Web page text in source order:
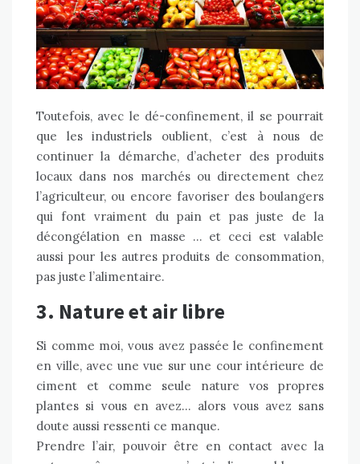
Toutefois, avec le dé-confinement, il se pourrait
que les industriels oublient, c’est à nous de
continuer la démarche, d’acheter des produits
locaux dans nos marchés ou directement chez
l’agriculteur, ou encore favoriser des boulangers
qui font vraiment du pain et pas juste de la
décongélation en masse … et ceci est valable
aussi pour les autres produits de consommation,
pas juste l’alimentaire.
3. Nature et air libre
Si comme moi, vous avez passée le confinement
en ville, avec une vue sur une cour intérieure de
ciment et comme seule nature vos propres
plantes si vous en avez… alors vous avez sans
doute aussi ressenti ce manque.
Prendre l’air, pouvoir être en contact avec la